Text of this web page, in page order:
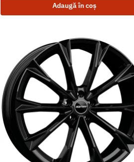
Adaugă în coș